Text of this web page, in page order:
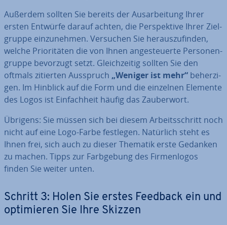
Außerdem sollten Sie bereits der Aus­ar­bei­tung Ihrer
ersten Entwürfe darauf achten, die Per­spek­ti­ve Ihrer Ziel­
grup­pe ein­zu­neh­men. Versuchen Sie her­aus­zu­fin­den,
welche Prio­ri­tä­ten die von Ihnen an­ge­steu­er­te Per­so­nen­
grup­pe bevorzugt setzt. Gleich­zei­tig sollten Sie den
oftmals zitierten Ausspruch „Weniger ist mehr“ be­her­zi­
gen. Im Hinblick auf die Form und die einzelnen Elemente
des Logos ist Ein­fach­heit häufig das Zau­ber­wort.
Übrigens: Sie müssen sich bei diesem Ar­beits­schritt noch
nicht auf eine Logo-Farbe festlegen. Natürlich steht es
Ihnen frei, sich auch zu dieser Thematik erste Gedanken
zu machen. Tipps zur Farb­ge­bung des Fir­men­lo­gos
finden Sie weiter unten.
Schritt 3: Holen Sie erstes Feedback ein und
op­ti­mie­ren Sie Ihre Skizzen